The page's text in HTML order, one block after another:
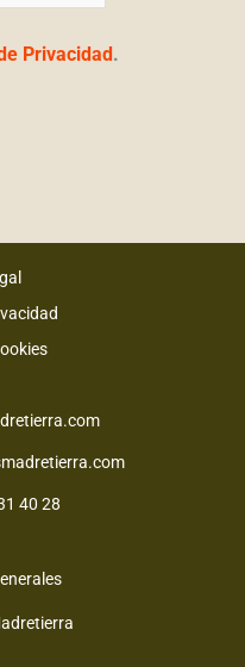
Privacidad.
40 28